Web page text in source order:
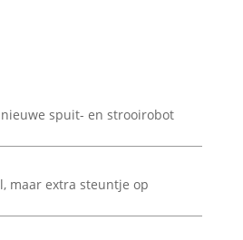
nieuwe spuit- en strooirobot
maar extra steuntje op